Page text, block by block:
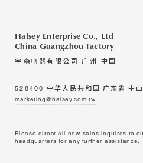
Halsey Enterprise Co., Ltd
China Guangzhou Factory
宇森电器有限公司 广州 中国
528400 中华人民共和国 广东省 中
marketing@halsey.com.tw
Please direct all new sales inquires to
headquarters for any further assistance.